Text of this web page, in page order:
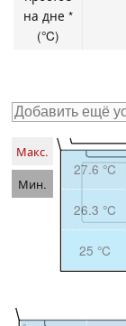
на дне *
(°C)
Макс.
Мин.
27.6 °C
26.3 °C
25 °C